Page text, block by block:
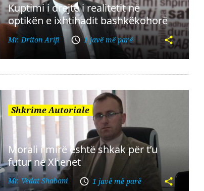
Kuptimi i drejtë i realitetit në
optikën e ixhtihadit bashkëkohorë
Mr. Driton Arifi 1 javë më parë
Shkrime Autoriale
Morali i mirë është shkak për t’u
futur në Xhenet
Mr. Vedat Shabani 1 javë më parë